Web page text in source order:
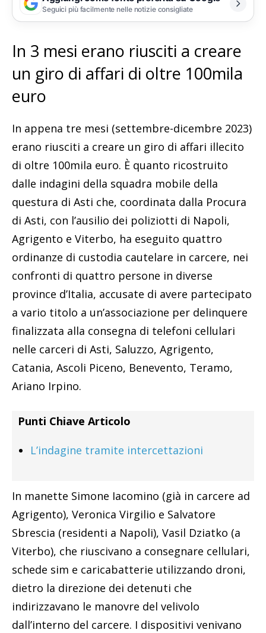
Seguici più facilmente nelle notizie consigliate
In 3 mesi erano riusciti a creare
un giro di affari di oltre 100mila
euro
In appena tre mesi (settembre-dicembre 2023)
erano riusciti a creare un giro di affari illecito
di oltre 100mila euro. È quanto ricostruito
dalle indagini della squadra mobile della
questura di Asti che, coordinata dalla Procura
di Asti, con l’ausilio dei poliziotti di Napoli,
Agrigento e Viterbo, ha eseguito quattro
ordinanze di custodia cautelare in carcere, nei
confronti di quattro persone in diverse
province d’Italia, accusate di avere partecipato
a vario titolo a un’associazione per delinquere
finalizzata alla consegna di telefoni cellulari
nelle carceri di Asti, Saluzzo, Agrigento,
Catania, Ascoli Piceno, Benevento, Teramo,
Ariano Irpino.
Punti Chiave Articolo
L’indagine tramite intercettazioni
In manette Simone Iacomino (già in carcere ad
Agrigento), Veronica Virgilio e Salvatore
Sbrescia (residenti a Napoli), Vasil Dziatko (a
Viterbo), che riuscivano a consegnare cellulari,
schede sim e caricabatterie utilizzando droni,
dietro la direzione dei detenuti che
indirizzavano le manovre del velivolo
dall’interno del carcere. I dispositivi venivano